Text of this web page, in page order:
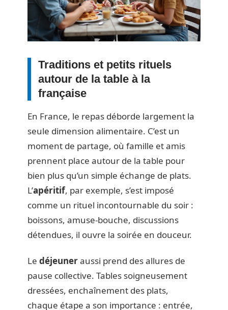
Traditions et petits rituels
autour de la table à la
française
En France, le repas déborde largement la
seule dimension alimentaire. C’est un
moment de partage, où famille et amis
prennent place autour de la table pour
bien plus qu’un simple échange de plats.
L’apéritif, par exemple, s’est imposé
comme un rituel incontournable du soir :
boissons, amuse-bouche, discussions
détendues, il ouvre la soirée en douceur.
Le déjeuneraussi prend des allures de
pause collective. Tables soigneusement
dressées, enchaînement des plats,
chaque étape a son importance : entrée,